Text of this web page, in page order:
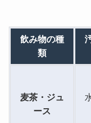
飲み物の種
類
麦茶・ジュ
ース